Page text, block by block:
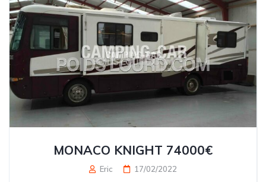
MONACO KNIGHT 74000€
Eric 17/02/2022